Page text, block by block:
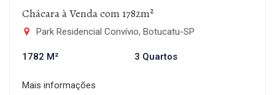
Chácara à Venda com 1782m²
Park Residencial Convívio, Botucatu-SP
1782 M² 3 Quartos
Mais informações